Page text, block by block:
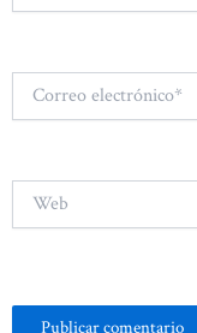
Correo
electrónico*
Web